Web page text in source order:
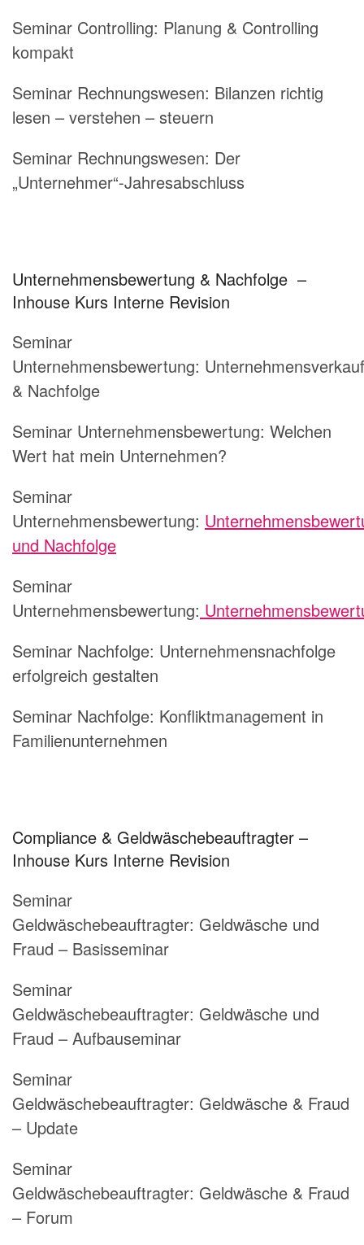
Seminar Controlling: Planung & Controlling
kompakt
Seminar Rechnungswesen: Bilanzen richtig
lesen – verstehen – steuern
Seminar Rechnungswesen: Der
„Unternehmer“-Jahresabschluss
Unternehmensbewertung & Nachfolge –
Inhouse Kurs Interne Revision
Seminar
Unternehmensbewertung: Unternehmensverkauf
& Nachfolge
Seminar Unternehmensbewertung: Welchen
Wert hat mein Unternehmen?
Seminar
Unternehmensbewertung:
und Nachfolge
Seminar
Unternehmensbewertung:
Seminar Nachfolge: Unternehmensnachfolge
erfolgreich gestalten
Seminar Nachfolge: Konfliktmanagement in
Familienunternehmen
Compliance & Geldwäschebeauftragter –
Inhouse Kurs Interne Revision
Seminar
Geldwäschebeauftragter: Geldwäsche und
Fraud – Basisseminar
Seminar
Geldwäschebeauftragter: Geldwäsche und
Fraud – Aufbauseminar
Seminar
Geldwäschebeauftragter: Geldwäsche & Fraud
– Update
Seminar
Geldwäschebeauftragter: Geldwäsche & Fraud
– Forum